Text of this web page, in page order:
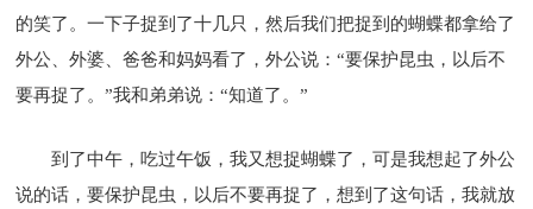
的笑了。一下子捉到了十几只，然后我们把捉到的蝴蝶都拿给了
外公、外婆、爸爸和妈妈看了，外公说：“要保护昆虫，以后不
要再捉了。”我和弟弟说：“知道了。”
到了中午，吃过午饭，我又想捉蝴蝶了，可是我想起了外公
说的话，要保护昆虫，以后不要再捉了，想到了这句话，我就放